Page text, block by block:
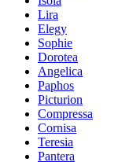
Lira
Elegy
Sophie
Dorotea
Angelica
Paphos
Picturion
Compressa
Cornisa
Teresia
Pantera